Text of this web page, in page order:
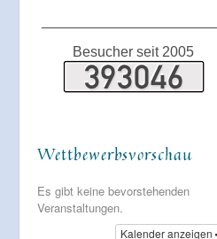
Besucher seit 2005
Wettbewerbsvorschau
Es gibt keine bevorstehenden
Veranstaltungen.
Kalender anzeigen